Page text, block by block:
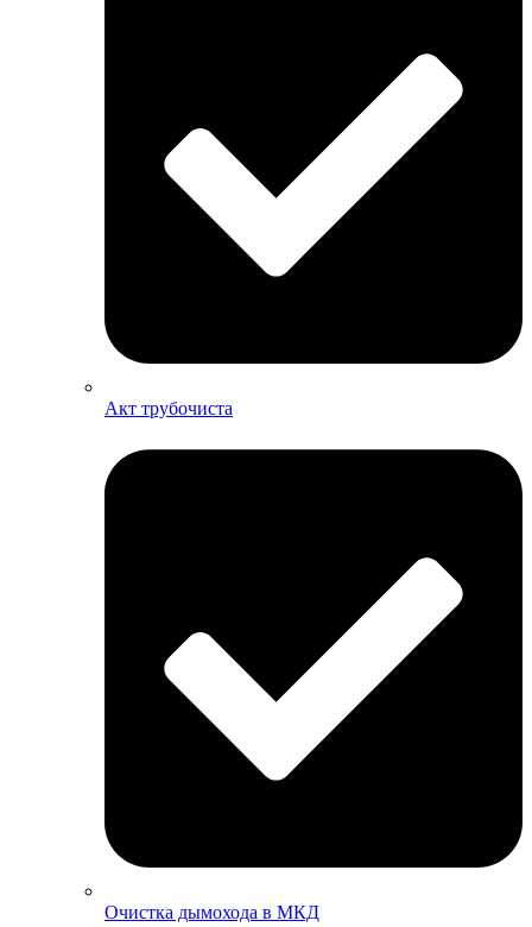
Акт трубочиста
Очистка дымохода в МКД